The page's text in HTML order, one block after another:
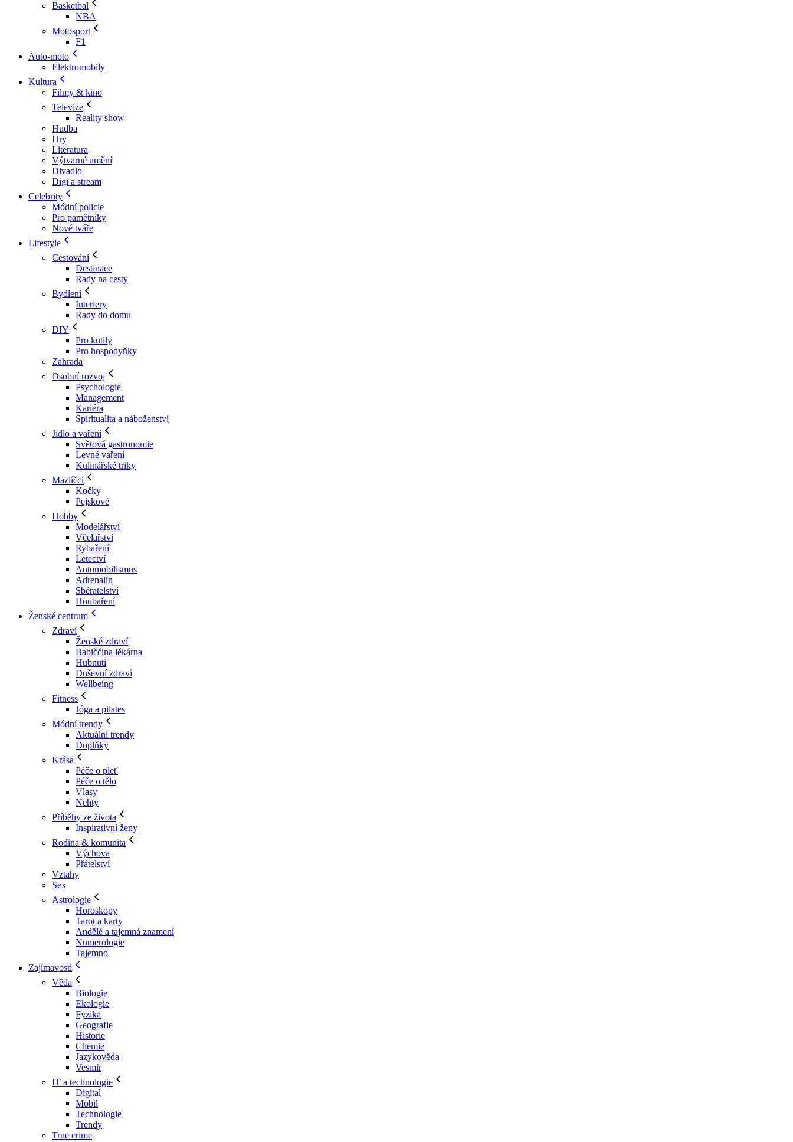
Basketbal
NBA
Motosport
F1
Auto-moto
Elektromobily
Kultura
Filmy & kino
Televize
Reality show
Hudba
Hry
Literatura
Výtvarné umění
Divadlo
Digi a stream
Celebrity
Módní policie
Pro pamětníky
Nové tváře
Lifestyle
Cestování
Destinace
Rady na cesty
Bydlení
Interiery
Rady do domu
DIY
Pro kutily
Pro hospodyňky
Zahrada
Osobní rozvoj
Psychologie
Management
Kariéra
Spiritualita a náboženství
Jídlo a vaření
Světová gastronomie
Levné vaření
Kulinářské triky
Mazlíčci
Kočky
Pejskové
Hobby
Modelářství
Včelařství
Rybaření
Letectví
Automobilismus
Adrenalin
Sběratelství
Houbaření
Ženské centrum
Zdraví
Ženské zdraví
Babiččina lékárna
Hubnutí
Duševní zdraví
Wellbeing
Fitness
Jóga a pilates
Módní trendy
Aktuální trendy
Doplňky
Krása
Péče o pleť
Péče o tělo
Vlasy
Nehty
Příběhy ze života
Inspirativní ženy
Rodina & komunita
Výchova
Přátelství
Vztahy
Sex
Astrologie
Horoskopy
Tarot a karty
Andělé a tajemná znamení
Numerologie
Tajemno
Zajímavosti
Věda
Biologie
Ekologie
Fyzika
Geografie
Historie
Chemie
Jazykověda
Vesmír
IT a technologie
Digital
Mobil
Technologie
Trendy
True crime